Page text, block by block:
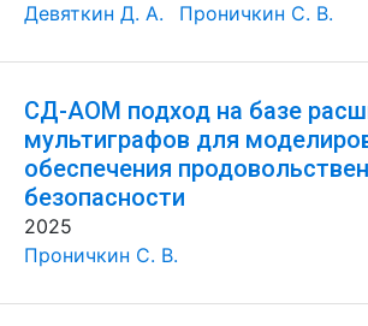
Девяткин Д. А.
Проничкин С. В.
СД-АОМ подход на базе
мультиграфов для
обеспечения
безопасности
2025
Проничкин С. В.